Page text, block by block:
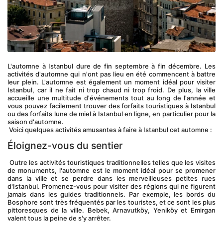
L'automne à Istanbul dure de fin septembre à fin décembre. Les
activités d'automne qui n'ont pas lieu en été commencent à battre
leur plein. L'automne est également un moment idéal pour visiter
Istanbul, car il ne fait ni trop chaud ni trop froid. De plus, la ville
accueille une multitude d'événements tout au long de l'année et
vous pouvez facilement trouver des forfaits touristiques à Istanbul
ou des forfaits lune de miel à Istanbul en ligne, en particulier pour la
saison d'automne.
Voici quelques activités amusantes à faire à Istanbul cet automne :
Éloignez-vous du sentier
de monuments, l'automne est le moment idéal pour se promener
dans la ville et se perdre dans les merveilleuses petites rues
d'Istanbul. Promenez-vous pour visiter des régions qui ne figurent
jamais dans les guides traditionnels. Par exemple, les bords du
Bosphore sont très fréquentés par les touristes, et ce sont les plus
pittoresques de la ville. Bebek, Arnavutköy, Yeniköy et Emirgan
valent tous la peine de s'y arrêter.